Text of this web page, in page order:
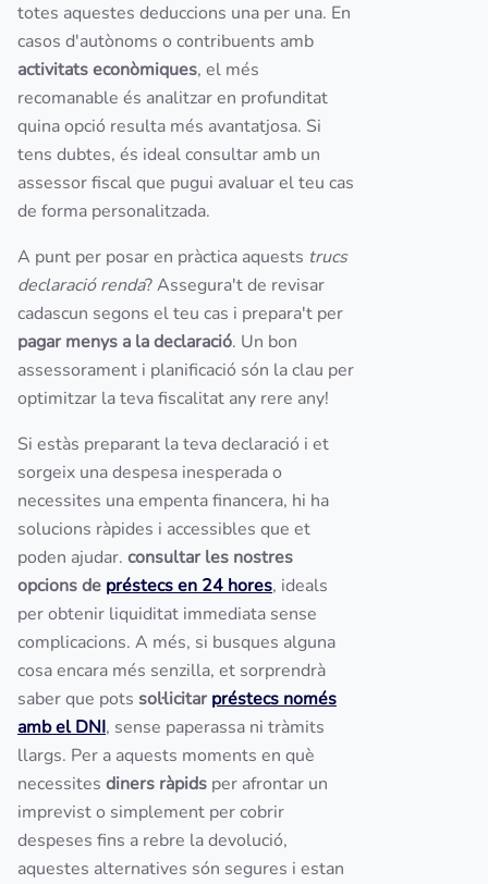
totes aquestes deduccions una per una. En
casos d'autònoms o contribuents amb
activitats econòmiques, el més
recomanable és analitzar en profunditat
quina opció resulta més avantatjosa. Si
tens dubtes, és ideal consultar amb un
assessor fiscal que pugui avaluar el teu cas
de forma personalitzada.
A punt per posar en pràctica aquests trucs
declaració renda? Assegura't de revisar
cadascun segons el teu cas i prepara't per
pagar menys a la declaració. Un bon
assessorament i planificació són la clau per
optimitzar la teva fiscalitat any rere any!
Si estàs preparant la teva declaració i et
sorgeix una despesa inesperada o
necessites una empenta financera, hi ha
solucions ràpides i accessibles que et
poden ajudar. consultar les nostres
opcions de préstecs en 24 hores, ideals
per obtenir liquiditat immediata sense
complicacions. A més, si busques alguna
cosa encara més senzilla, et sorprendrà
saber que pots sol·licitarpréstecs només
amb el DNI, sense paperassa ni tràmits
llargs. Per a aquests moments en què
necessites diners ràpids per afrontar un
imprevist o simplement per cobrir
despeses fins a rebre la devolució,
aquestes alternatives són segures i estan